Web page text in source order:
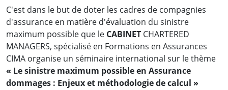
C'est dans le but de doter les cadres de compagnies
d'assurance en matière d'évaluation du sinistre
maximum possible que le CABINET CHARTERED
MANAGERS, spécialisé en Formations en Assurances
CIMA organise un séminaire international sur le thème
« Le sinistre maximum possible en Assurance
dommages : Enjeux et méthodologie de calcul »